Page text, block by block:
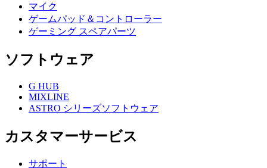
マイク
ゲームパッド＆コントローラー
ゲーミング スペアパーツ
ソフトウェア
G HUB
MIXLINE
ASTRO シリーズソフトウェア
カスタマーサービス
サポート